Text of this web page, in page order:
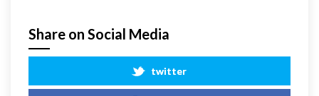
Share on Social Media
twitter